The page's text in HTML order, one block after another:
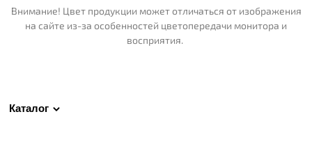
Внимание! Цвет продукции может отличаться от изображения
на сайте из-за особенностей цветопередачи монитора и
восприятия.
Каталог